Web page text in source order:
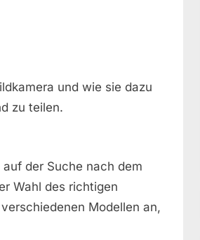
und wie sie dazu
zu teilen.
der Suche nach dem
Wahl des richtigen
Modellen an,